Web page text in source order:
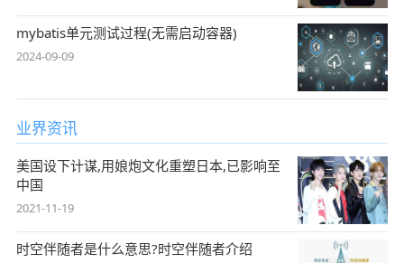
mybatis单元测试过程(无需启动容器)
2024-09-09
业界资讯
美国设下计谋,用娘炮文化重塑日本,已影响至
中国
2021-11-19
时空伴随者是什么意思?时空伴随者介绍